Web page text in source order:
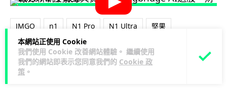
本網站正使用 Cookie
我們使用 Cookie 改善網站體驗。 繼續使用
我們的網站即表示您同意我們的 Cookie 政
策 。
JMGO n1 N1 Pro N1 Ultra 堅果